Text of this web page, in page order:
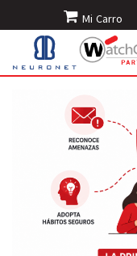
Mi Carro
INICIO BLOG » FIREWALL